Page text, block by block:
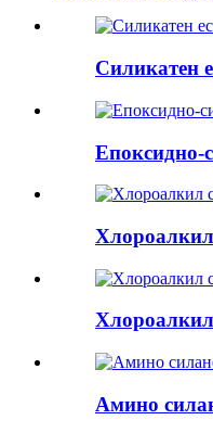
Силикатен
Епоксидно-
Хлороалкил
Хлороалкил
Амино